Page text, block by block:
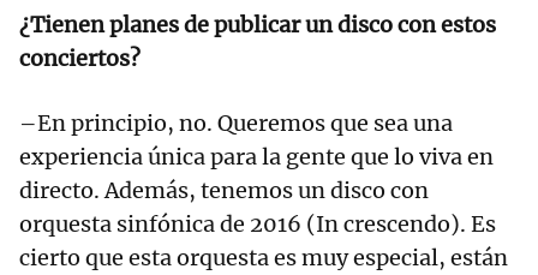
¿Tienen planes de publicar un disco con estos
conciertos?
–En principio, no. Queremos que sea una
experiencia única para la gente que lo viva en
directo. Además, tenemos un disco con
orquesta sinfónica de 2016 (In crescendo). Es
cierto que esta orquesta es muy especial, están